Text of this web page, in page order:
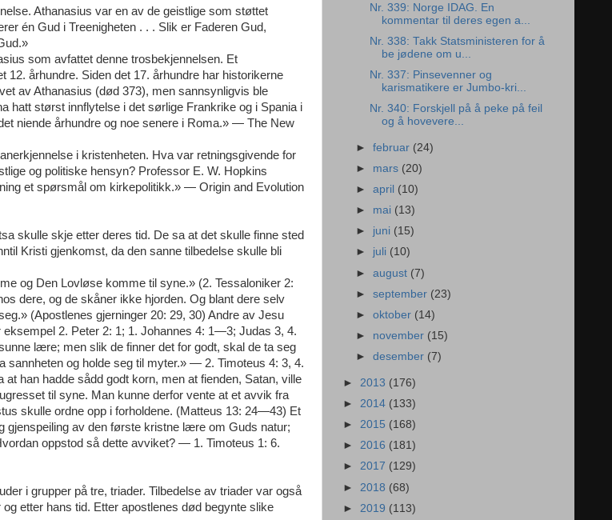
Athanasius var en av de geistlige som støttet
én Gud i Treenigheten . . . Slik er Faderen Gud,
som avfattet denne trosbekjennelsen. Et
århundre. Siden det 17. århundre har historikerne
av Athanasius (død 373), men sannsynligvis ble
hatt størst innflytelse i det sørlige Frankrike og i Spania i
niende århundre og noe senere i Roma.» — The New
i kristenheten. Hva var retningsgivende for
og politiske hensyn? Professor E. W. Hopkins
et spørsmål om kirkepolitikk.» — Origin and Evolution
skulle skje etter deres tid. De sa at det skulle finne sted
Kristi gjenkomst, da den sanne tilbedelse skulle bli
og Den Lovløse komme til syne.» (2. Tessaloniker 2:
dere, og de skåner ikke hjorden. Og blant dere selv
(Apostlenes gjerninger 20: 29, 30) Andre av Jesu
2. Peter 2: 1; 1. Johannes 4: 1—3; Judas 3, 4.
lære; men slik de finner det for godt, skal de ta seg
og holde seg til myter.» — 2. Timoteus 4: 3, 4.
han hadde sådd godt korn, men at fienden, Satan, ville
til syne. Man kunne derfor vente at et avvik fra
skulle ordne opp i forholdene. (Matteus 13: 24—43) Et
gjenspeiling av den første kristne lære om Guds natur;
oppstod så dette avviket? — 1. Timoteus 1: 6.
i grupper på tre, triader. Tilbedelse av triader var også
etter hans tid. Etter apostlenes død begynte slike
Nr. 339: Norge IDAG. En
kommentar til deres egen a...
Nr. 338: Takk Statsministeren for å
be jødene om u...
Nr. 337: Pinsevenner og
karismatikere er Jumbo-kri...
Nr. 340: Forskjell på å peke på feil
og å hovevere...
►februar (24)
► mars (20)
►april (10)
► mai (13)
► juni (15)
► juli (10)
►august (7)
►september (23)
►oktober (14)
► november (15)
►desember (7)
► 2013 (176)
► 2014 (133)
► 2015 (168)
► 2016 (181)
► 2017 (129)
► 2018 (68)
► 2019 (113)